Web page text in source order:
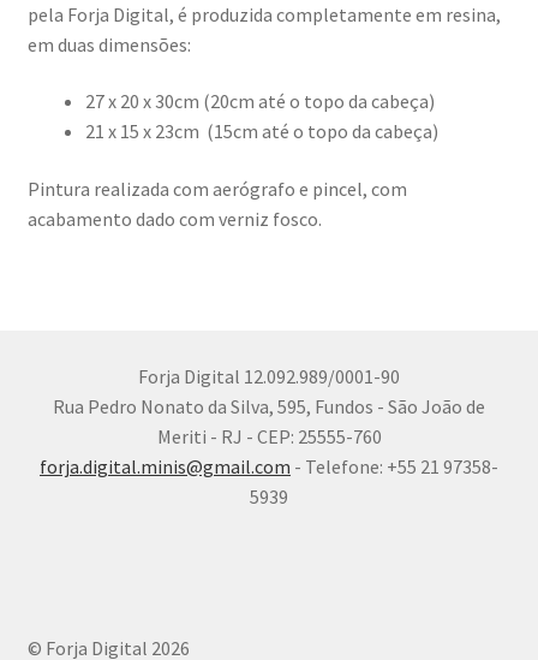
pela Forja Digital, é produzida completamente em resina,
em duas dimensões:
27 x 20 x 30cm (20cm até o topo da cabeça)
21 x 15 x 23cm (15cm até o topo da cabeça)
Pintura realizada com aerógrafo e pincel, com
acabamento dado com verniz fosco.
Forja Digital 12.092.989/0001-90
Rua Pedro Nonato da Silva, 595, Fundos - São João de
Meriti - RJ - CEP: 25555-760
forja.digital.minis@gmail.com - Telefone: +55 21 97358-
5939
© Forja Digital 2026